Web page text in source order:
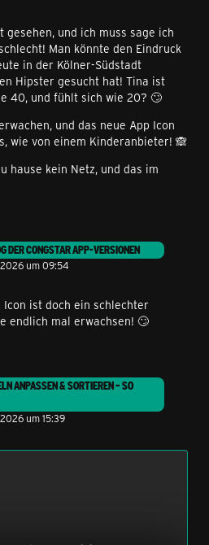
gesehen, und ich muss sage ich
Man könnte den Eindruck
in der Kölner-Südstadt
Hipster gesucht hat! Tina ist
40, und fühlt sich wie 20? 🙄
und das neue App Icon
wie von einem Kinderanbieter! 🙈
hause kein Netz, und das im
DER CONGSTAR APP-VERSIONEN
um 09:54
Icon ist doch ein schlechter
endlich mal erwachsen! 🙄
ANPASSEN & SORTIEREN – SO
um 15:39